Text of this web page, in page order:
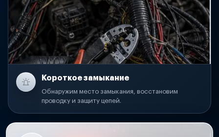
Короткое замыкание
Обнаружим место замыкания, восстановим
проводку и защиту цепей.